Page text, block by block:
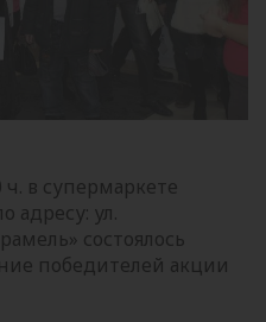
ч. в супермаркете
адресу: ул.
состоялось
победителей акции